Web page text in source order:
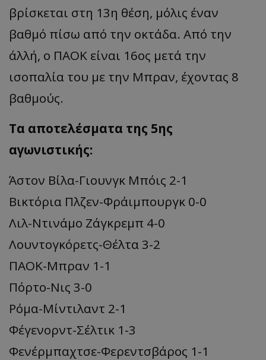
βρίσκεται στη 13η θέση, μόλις έναν
βαθμό πίσω από την οκτάδα. Από την
άλλή, ο ΠΑΟΚ είναι 16ος μετά την
ισοπαλία του με την Μπραν, έχοντας 8
βαθμούς.
Τα αποτελέσματα της 5ης
αγωνιστικής:
Άστον Βίλα-Γιουνγκ Μπόις 2-1
Βικτόρια Πλζεν-Φράιμπουργκ 0-0
Λιλ-Ντινάμο Ζάγκρεμπ 4-0
Λουντογκόρετς-Θέλτα 3-2
ΠΑΟΚ-Μπραν 1-1
Πόρτο-Νις 3-0
Ρόμα-Μίντιλαντ 2-1
Φέγενορντ-Σέλτικ 1-3
Φενέρμπαχτσε-Φερεντσβάρος 1-1